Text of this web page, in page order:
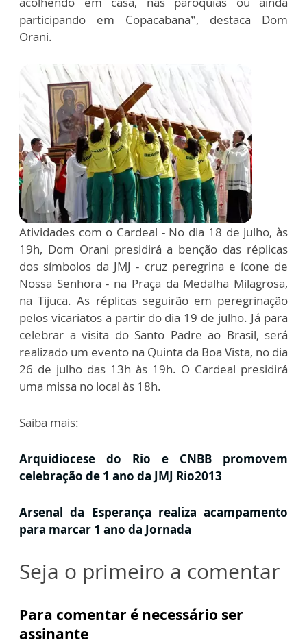
participando em Copacabana”, destaca Dom
Orani.
Atividades com o Cardeal - No dia 18 de julho, às
19h, Dom Orani presidirá a benção das réplicas
dos símbolos da JMJ - cruz peregrina e ícone de
Nossa Senhora - na Praça da Medalha Milagrosa,
na Tijuca. As réplicas seguirão em peregrinação
pelos vicariatos a partir do dia 19 de julho. Já para
celebrar a visita do Santo Padre ao Brasil, será
realizado um evento na Quinta da Boa Vista, no dia
26 de julho das 13h às 19h. O Cardeal presidirá
uma missa no local às 18h.
Saiba mais:
Arquidiocese do Rio e CNBB promovem
celebração de 1 ano da JMJ Rio2013
Arsenal da Esperança realiza acampamento
para marcar 1 ano da Jornada
Seja o primeiro a comentar
Para comentar é necessário ser
assinante